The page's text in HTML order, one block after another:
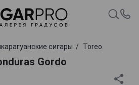
сигары Toreo
Gordo